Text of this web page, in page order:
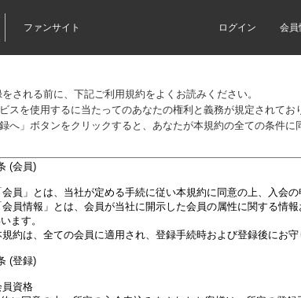
ファンサイト ログイン 会員
をされる前に、下記ご利用規約をよくお読みください。
スを使用するに当たってのあなたの権利と義務が規定されてお
へ」ボタンをクリックすると、あなたが本規約の全ての条件に